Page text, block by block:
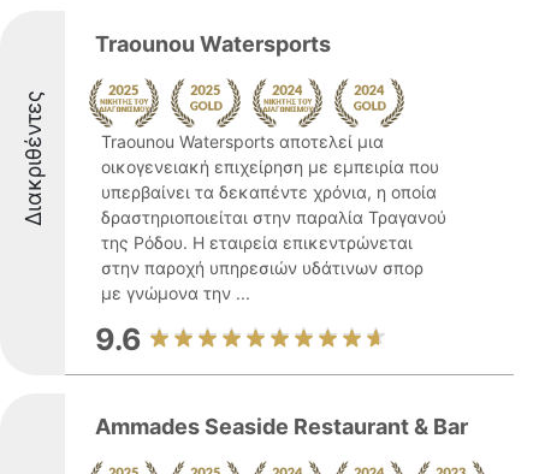
Διακριθέντες
Traounou Watersports
Traounou Watersports αποτελεί μια
οικογενειακή επιχείρηση με εμπειρία που
υπερβαίνει τα δεκαπέντε χρόνια, η οποία
δραστηριοποιείται στην παραλία Τραγανού
της Ρόδου. Η εταιρεία επικεντρώνεται
στην παροχή υπηρεσιών υδάτινων σπορ
με γνώμονα την ...
9.6
Ammades Seaside Restaurant & Bar